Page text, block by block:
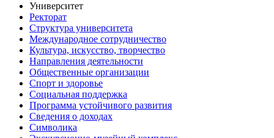
Университет
Ректорат
Структура университета
Международное сотрудничество
Культура, искусство, творчество
Направления деятельности
Общественные организации
Спорт и здоровье
Социальная поддержка
Программа устойчивого развития
Сведения о доходах
Символика